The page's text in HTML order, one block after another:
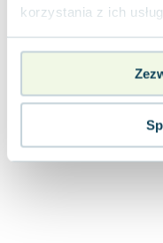
korzystania z ich
Lorraine Warren
Lucinda Riley